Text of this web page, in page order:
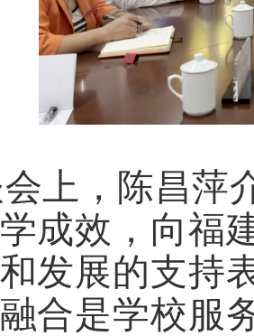
上，陈昌萍
成效，向福
发展的支持
合是学校服